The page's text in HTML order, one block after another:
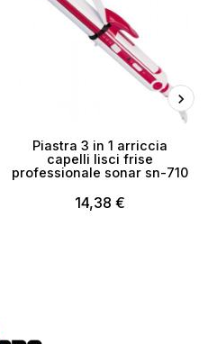
Piastra 3 in 1 arriccia
capelli lisci frise
professionale sonar sn-710
14,38 €